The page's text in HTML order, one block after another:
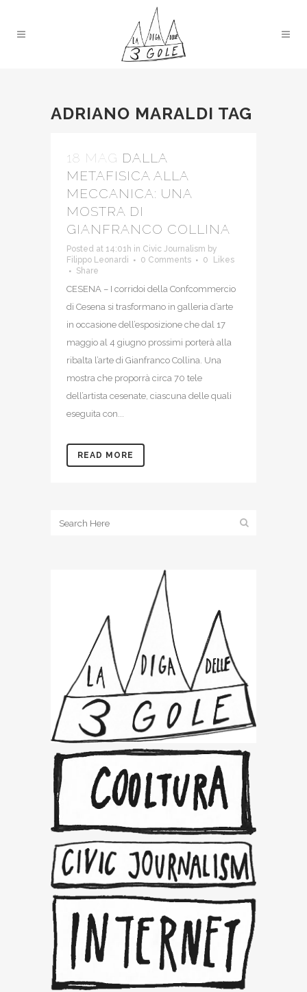
ADRIANO MARALDI TAG
18 MAG DALLA
METAFISICA ALLA
MECCANICA: UNA
MOSTRA DI
GIANFRANCO COLLINA
Posted at 14:01h in Civic Journalism by
Filippo Leonardi
0 Comments 0
Likes
Share
CESENA – I corridoi della Confcommercio
di Cesena si trasformano in galleria d’arte
in occasione dell’esposizione che dal 17
maggio al 4 giugno prossimi porterà alla
ribalta l’arte di Gianfranco Collina. Una
mostra che proporrà circa 70 tele
dell’artista cesenate, ciascuna delle quali
eseguita con...
READ MORE